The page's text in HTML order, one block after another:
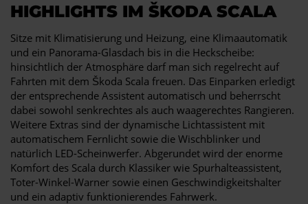
HIGHLIGHTS IM ŠKODA SCALA
Sitze mit Klimatisierung und Heizung, eine Klimaautomatik
und ein Panorama-Glasdach bis in die Heckscheibe:
hinsichtlich der Atmosphäre darf man sich regelrecht auf
Fahrten mit dem Škoda Scala freuen. Das Einparken erledigt
der entsprechende Assistent automatisch und beherrscht
dabei sowohl senkrechtes als auch waagerechtes Rangieren.
Weitere Extras sind der dynamische Lichtassistent mit
automatischem Fernlicht sowie die Wischblinker und
natürlich LED-Scheinwerfer. Abgerundet wird der enorme
Komfort des Scala durch Klassiker wie Spurhalteassistent,
Toter-Winkel-Warner sowie einen Geschwindigkeitshalter
und ein adaptiv funktionierendes Fahrwerk.